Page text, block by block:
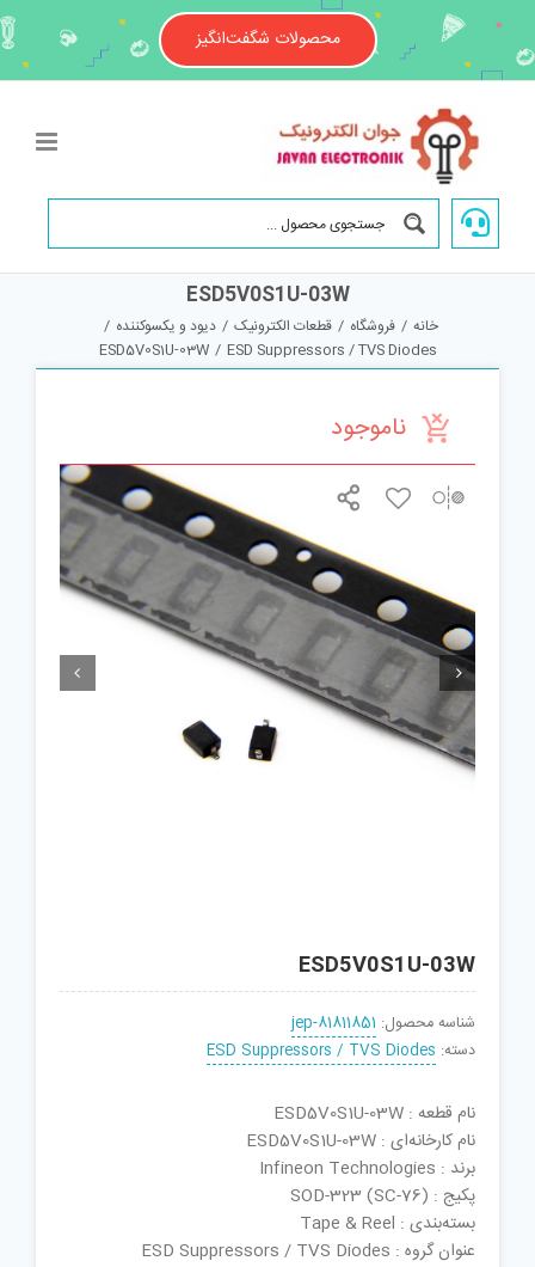
content
محصولات شگفت‌انگیز
ESD5V0S1U-03W
خانه / فروشگاه / قطعات الکترونیک / دیود و یکسوکننده /
ESD Suppressors / TVS Diodes
/
ESD5V0S1U-03W
ناموجود
 
ESD5V0S1U-03W
شناسه محصول: jep-81811851
دسته: ESD Suppressors / TVS Diodes
نام قطعه : ESD5V0S1U-03W
نام کارخانه‌ای : ESD5V0S1U-03W
برند : Infineon Technologies
پکیج : SOD-323 (SC-76)
بسته‌بندی : Tape & Reel
عنوان گروه : ESD Suppressors / TVS Diodes